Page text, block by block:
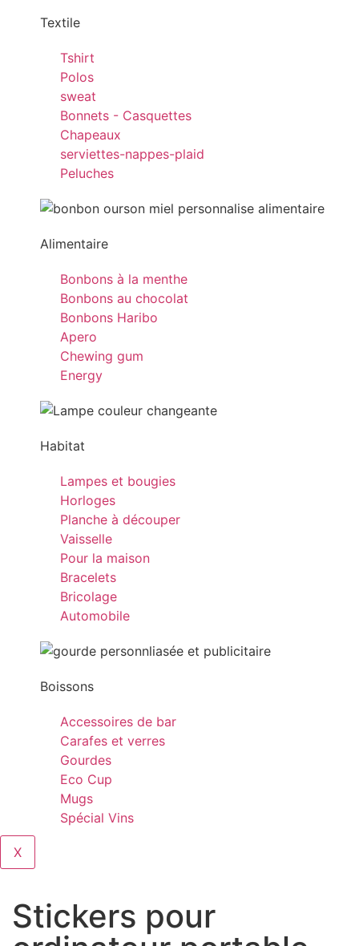
Textile
Tshirt
Polos
sweat
Bonnets - Casquettes
Chapeaux
serviettes-nappes-plaid
Peluches
Alimentaire
Bonbons à la menthe
Bonbons au chocolat
Bonbons Haribo
Apero
Chewing gum
Energy
Habitat
Lampes et bougies
Horloges
Planche à découper
Vaisselle
Pour la maison
Bracelets
Bricolage
Automobile
Boissons
Accessoires de bar
Carafes et verres
Gourdes
Eco Cup
Mugs
Spécial Vins
X
Stickers pour